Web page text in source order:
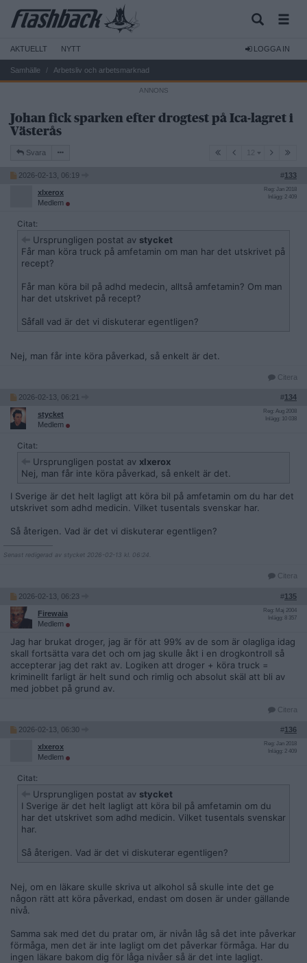
AKTUELLT NYTT LOGGA IN
Samhälle Arbetsliv och arbetsmarknad
Johan fick sparken efter drogtest på Ica-lagret i
Västerås
Svara
2026-02-13, 06:19 #133
xlxerox
Medlem
Reg: Jan 2018
Inlägg: 2 409
Citat:
Ursprungligen postat av stycket
Får man köra truck på amfetamin om man har det utskrivet på
recept?
Får man köra bil på adhd medecin, alltså amfetamin? Om man
har det utskrivet på recept?
Såfall vad är det vi diskuterar egentligen?
Nej, man får inte köra påverkad, så enkelt är det.
Citera
2026-02-13, 06:21 #134
stycket
Medlem
Reg: Aug 2008
Inlägg: 10 038
Citat:
Ursprungligen postat av xlxerox
Nej, man får inte köra påverkad, så enkelt är det.
I Sverige är det helt lagligt att köra bil på amfetamin om du har det
utskrivet som adhd medicin. Vilket tusentals svenskar har.
Så återigen. Vad är det vi diskuterar egentligen?
Senast redigerad av stycket 2026-02-13 kl. 06:24.
Citera
2026-02-13, 06:23 #135
Firewaia
Medlem
Reg: Maj 2004
Inlägg: 8 357
Jag har brukat droger, jag är för att 99% av de som är olagliga idag
skall fortsätta vara det och om jag skulle åkt i en drogkontroll så
accepterar jag det rakt av. Logiken att droger + köra truck =
kriminellt farligt är helt sund och rimlig och absolut skäl att bli av
med jobbet på grund av.
Citera
2026-02-13, 06:30 #136
xlxerox
Medlem
Reg: Jan 2018
Inlägg: 2 409
Citat:
Ursprungligen postat av stycket
I Sverige är det helt lagligt att köra bil på amfetamin om du
har det utskrivet som adhd medicin. Vilket tusentals svenskar
har.
Så återigen. Vad är det vi diskuterar egentligen?
Nej, om en läkare skulle skriva ut alkohol så skulle inte det ge
någon rätt att köra påverkad, endast om dosen är under gällande
nivå.
Samma sak med det du pratar om, är nivån låg så det inte påverkar
förmåga, men det är inte lagligt om det påverkar förmåga. Har du
ingen läkare bakom dig för låga nivåer så är det inte lagligt.